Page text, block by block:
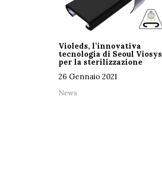
Violeds, l’innovativa
tecnologia di Seoul Viosys
per la sterilizzazione
26 Gennaio 2021
News